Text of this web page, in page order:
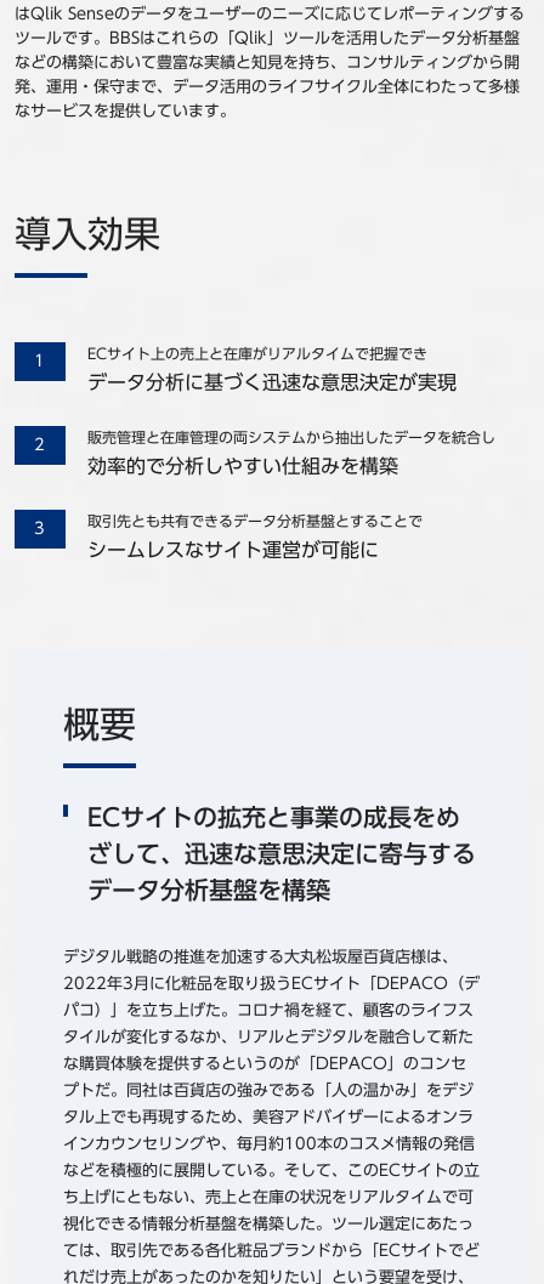
はQlik Senseのデータをユーザーのニーズに応じてレポーティングする
ツールです。BBSはこれらの「Qlik」ツールを活用したデータ分析基盤
などの構築において豊富な実績と知見を持ち、コンサルティングから開
発、運用・保守まで、データ活用のライフサイクル全体にわたって多様
なサービスを提供しています。
導入効果
ECサイト上の売上と在庫がリアルタイムで把握でき
データ分析に基づく迅速な意思決定が実現
販売管理と在庫管理の両システムから抽出したデータを統合し
効率的で分析しやすい仕組みを構築
取引先とも共有できるデータ分析基盤とすることで
シームレスなサイト運営が可能に
概要
ECサイトの拡充と事業の成長をめ
ざして、迅速な意思決定に寄与する
データ分析基盤を構築
デジタル戦略の推進を加速する大丸松坂屋百貨店様は、
2022年3月に化粧品を取り扱うECサイト「DEPACO（デ
パコ）」を立ち上げた。コロナ禍を経て、顧客のライフス
タイルが変化するなか、リアルとデジタルを融合して新た
な購買体験を提供するというのが「DEPACO」のコンセ
プトだ。同社は百貨店の強みである「人の温かみ」をデジ
タル上でも再現するため、美容アドバイザーによるオンラ
インカウンセリングや、毎月約100本のコスメ情報の発信
などを積極的に展開している。そして、このECサイトの立
ち上げにともない、売上と在庫の状況をリアルタイムで可
視化できる情報分析基盤を構築した。ツール選定にあたっ
ては、取引先である各化粧品ブランドから「ECサイトでど
れだけ売上があったのかを知りたい」という要望を受け、